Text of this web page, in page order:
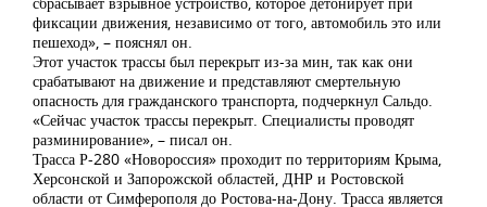
фиксации движения, независимо от того, автомобиль это или
пешеход», – пояснял он.
Этот участок трассы был перекрыт из-за мин, так как они
срабатывают на движение и представляют смертельную
опасность для гражданского транспорта, подчеркнул Сальдо.
«Сейчас участок трассы перекрыт. Специалисты проводят
разминирование», – писал он.
Трасса Р-280 «Новороссия» проходит по территориям Крыма,
Херсонской и Запорожской областей, ДНР и Ростовской
области от Симферополя до Ростова-на-Дону. Трасса является